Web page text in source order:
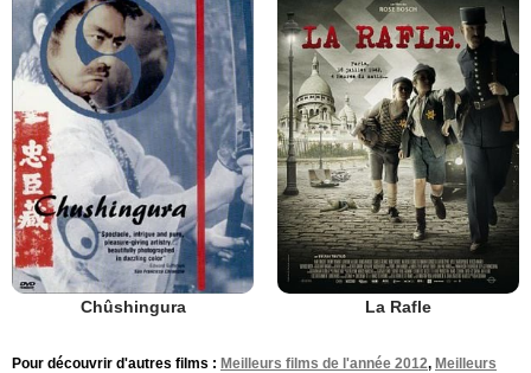
Chûshingura La Rafle
Pour découvrir d'autres films : Meilleurs films de l'année 2012, Meilleurs